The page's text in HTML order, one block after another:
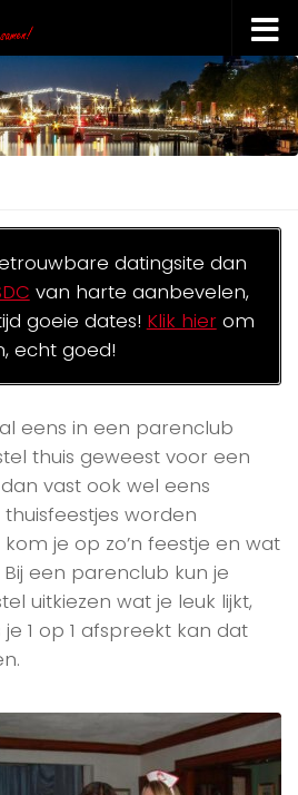
datingsite dan
van harte aanbevelen,
goeie dates! Klik hierom
echt goed!
eens in een parenclub
thuis geweest voor een
vast ook wel eens
worden
je op zo’n feestje en wat
een parenclub kun je
uitkiezen wat je leuk lijkt,
je 1 op 1 afspreekt kan dat